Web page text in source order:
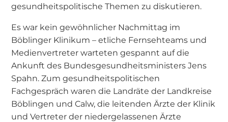
gesundheitspolitische Themen zu diskutieren.
Es war kein gewöhnlicher Nachmittag im
Böblinger Klinikum – etliche Fernsehteams und
Medienvertreter warteten gespannt auf die
Ankunft des Bundesgesundheitsministers Jens
Spahn. Zum gesundheitspolitischen
Fachgespräch waren die Landräte der Landkreise
Böblingen und Calw, die leitenden Ärzte der Klinik
und Vertreter der niedergelassenen Ärzte